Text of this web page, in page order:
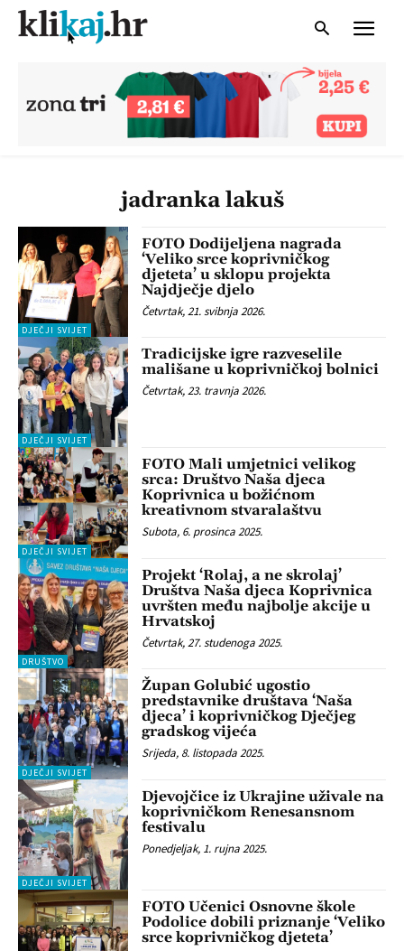
jadranka lakuš
DJEČJI SVIJET
FOTO Dodijeljena nagrada
‘Veliko srce koprivničkog
djeteta’ u sklopu projekta
Najdječje djelo
Četvrtak, 21. svibnja 2026.
DJEČJI SVIJET
Tradicijske igre razveselile
mališane u koprivničkoj bolnici
Četvrtak, 23. travnja 2026.
DJEČJI SVIJET
FOTO Mali umjetnici velikog
srca: Društvo Naša djeca
Koprivnica u božićnom
kreativnom stvaralaštvu
Subota, 6. prosinca 2025.
DRUŠTVO
Projekt ‘Rolaj, a ne skrolaj’
Društva Naša djeca Koprivnica
uvršten među najbolje akcije u
Hrvatskoj
Četvrtak, 27. studenoga 2025.
DJEČJI SVIJET
Župan Golubić ugostio
predstavnike društava ‘Naša
djeca’ i koprivničkog Dječjeg
gradskog vijeća
Srijeda, 8. listopada 2025.
DJEČJI SVIJET
Djevojčice iz Ukrajine uživale na
koprivničkom Renesansnom
festivalu
Ponedjeljak, 1. rujna 2025.
FOTO Učenici Osnovne škole
Podolice dobili priznanje ‘Veliko
srce koprivničkog djeteta’